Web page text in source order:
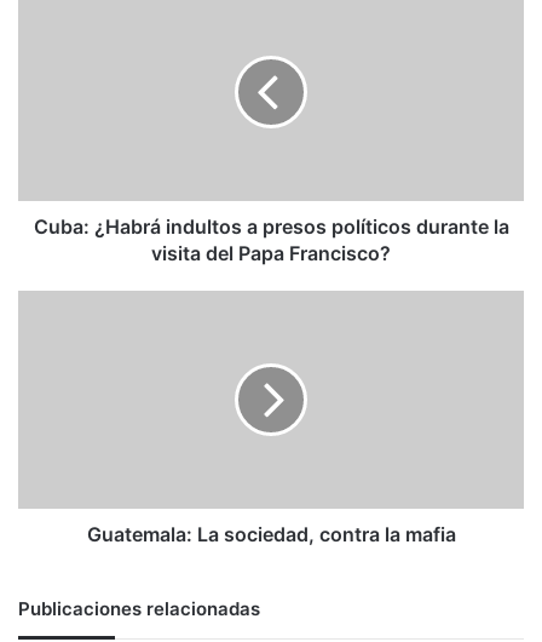
visita
delCuba: ¿Habrá indultos a presos políticos durante la
visita del Papa Francisco?
Guatemala: La sociedad, contra la mafia
Publicaciones relacionadas